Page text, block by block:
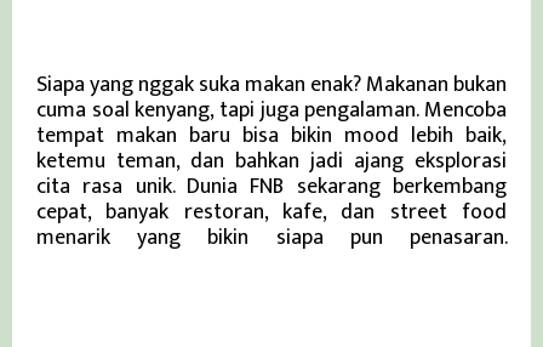
Siapa yang nggak suka makan enak? Makanan bukan
cuma soal kenyang, tapi juga pengalaman. Mencoba
tempat makan baru bisa bikin mood lebih baik,
ketemu teman, dan bahkan jadi ajang eksplorasi
cita rasa unik. Dunia FNB sekarang berkembang
cepat, banyak restoran, kafe, dan street food
menarik yang bikin siapa pun penasaran.